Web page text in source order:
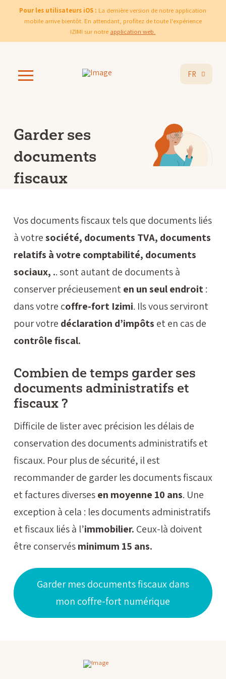
Pour les utilisateurs iOS : La dernière version de notre application
mobile arrive bientôt. En attendant, profitez de toute l'expérience
IZIMI sur notre application web.
FR
Garder ses
documents
fiscaux
Vos documents fiscaux tels que documents liés
à votresociété, documents TVA, documents
relatifs à votre comptabilité, documents
sociaux, .. sont autant de documents à
conserver précieusementen un seul endroit:
dans votre coffre-fort Izimi. Ils vous serviront
pour votre déclaration d’impôts et en cas de
contrôle fiscal.
Combien de temps garder ses
documents administratifs et
fiscaux ?
Difficile de lister avec précision les délais de
conservation des documents administratifs et
fiscaux. Pour plus de sécurité, il est
recommander de garder les documents fiscaux
et factures diversesen moyenne 10 ans. Une
exception à cela : les documents administratifs
et fiscaux liés à l’immobilier. Ceux-là doivent
être conservésminimum 15 ans.
Garder mes documents fiscaux dans
mon coffre-fort numérique